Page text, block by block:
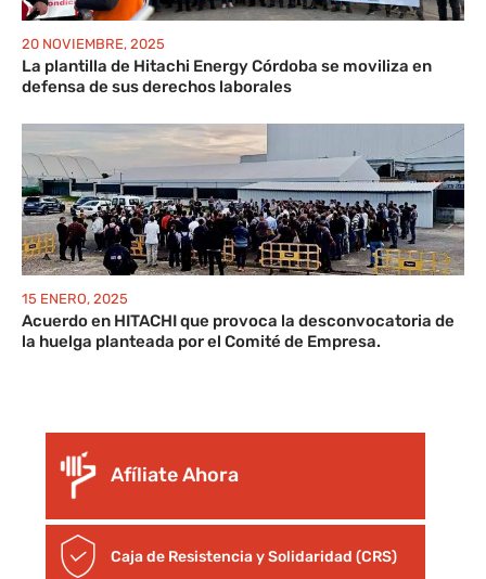
20 NOVIEMBRE, 2025
La plantilla de Hitachi Energy Córdoba se moviliza en
defensa de sus derechos laborales
15 ENERO, 2025
Acuerdo en HITACHI que provoca la desconvocatoria de
la huelga planteada por el Comité de Empresa.
Afíliate Ahora
Caja de Resistencia y Solidaridad (CRS)